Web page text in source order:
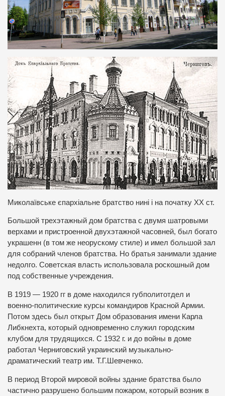
Миколаївське єпархіальне братство нині і на початку ХХ ст.
Большой трехэтажный дом братства с двумя шатровыми
верхами и пристроенной двухэтажной часовней, был богато
украшенн (в том же неорускому стиле) и имел большой зал
для собраний членов братства. Но братья занимали здание
недолго. Советская власть использовала роскошный дом
под собственные учреждения.
В 1919 — 1920 гг в доме находился губполитотдел и
военно-политические курсы командиров Красной Армии.
Потом здесь был открыт Дом образования имени Карла
Либкнехта, который одновременно служил городским
клубом для трудящихся. С 1932 г. и до войны в доме
работал Черниговский украинский музыкально-
драматический театр им. Т.Г.Шевченко.
В период Второй мировой войны здание братства было
частично разрушено большим пожаром, который возник в